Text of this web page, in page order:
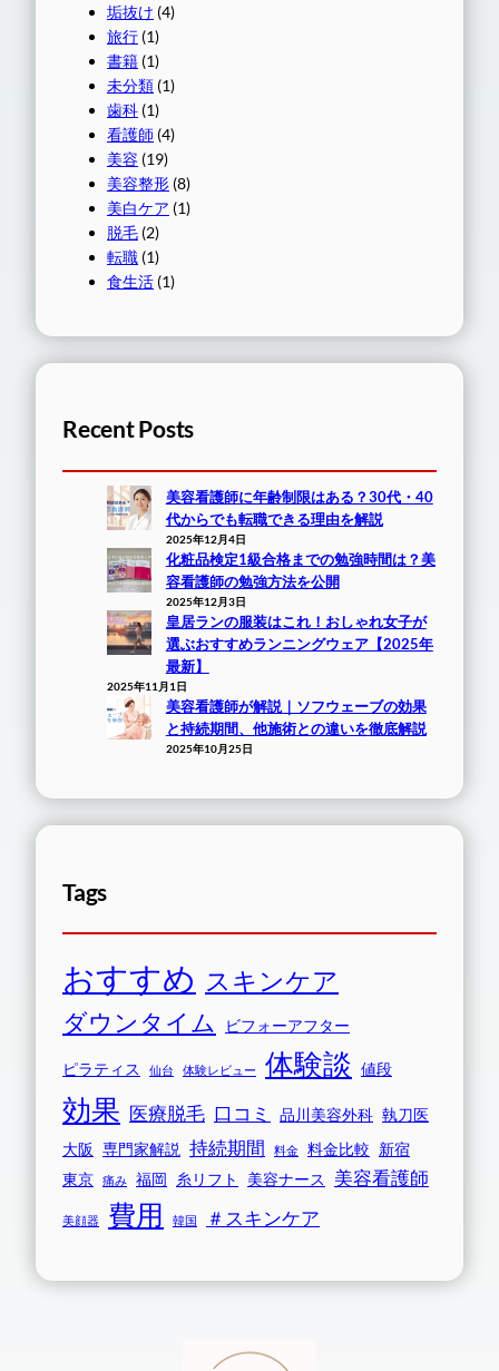
垢抜け (4)
旅行 (1)
書籍 (1)
未分類 (1)
歯科 (1)
看護師 (4)
美容 (19)
美容整形 (8)
美白ケア (1)
脱毛 (2)
転職 (1)
食生活 (1)
Recent Posts
美容看護師に年齢制限はある？30代・40
代からでも転職できる理由を解説
2025年12月4日
化粧品検定1級合格までの勉強時間は？美
容看護師の勉強方法を公開
2025年12月3日
皇居ランの服装はこれ！おしゃれ女子が
選ぶおすすめランニングウェア【2025年
最新】
2025年11月1日
美容看護師が解説｜ソフウェーブの効果
と持続期間、他施術との違いを徹底解説
2025年10月25日
Tags
おすすめ スキンケア
ダウンタイム ビフォーアフター
ピラティス 仙台 体験レビュー 体験談 値段
効果 医療脱毛 口コミ 品川美容外科 執刀医
大阪 専門家解説 持続期間 料金 料金比較 新宿
東京
痛み 福岡 糸リフト 美容ナース 美容看護師
美顔器 費用 韓国 ＃スキンケア